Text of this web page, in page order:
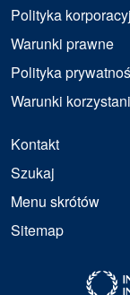
Polityka
Warunki prawne
Polityka
Warunki
Kontakt
Szukaj
Menu skrótów
Sitemap